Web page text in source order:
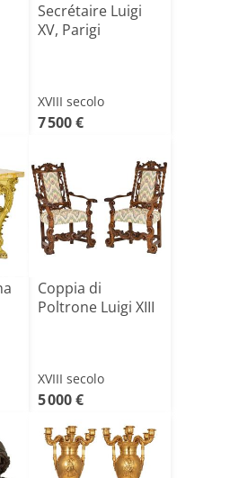
Secrétaire Luigi
XV, Parigi
XVIII secolo
7 500 €
Coppia di
Poltrone Luigi XIII
XVIII secolo
5 000 €